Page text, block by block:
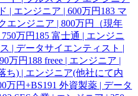
| エンジニア | 600万円 183 マ
エンジニア | 800万円（現年
万円 185 富士通 | エンジニ
| データサイエンティスト |
万円 188 freee | エンジニア |
ち) | エンジニア(他社にて内
万円+BS191 外資製薬 | データ